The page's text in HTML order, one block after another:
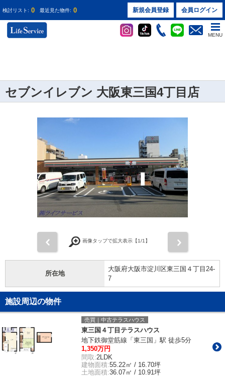
検討リスト: 0 最近見た物件: 0 新規会員登録 会員ログイン
MENU
セブンイレブン 大阪東三国4丁目店
画像タップで拡大表示【1/1】
所在地
大阪府大阪市淀川区東三国４丁目24-
7
施設周辺の物件
売買｜中古テラスハウス
東三国４丁目テラスハウス
地下鉄御堂筋線「東三国」駅 徒歩5分
1,350万円
間取:2LDK
建物面積:55.22㎡ / 16.70坪
土地面積:36.07㎡ / 10.91坪